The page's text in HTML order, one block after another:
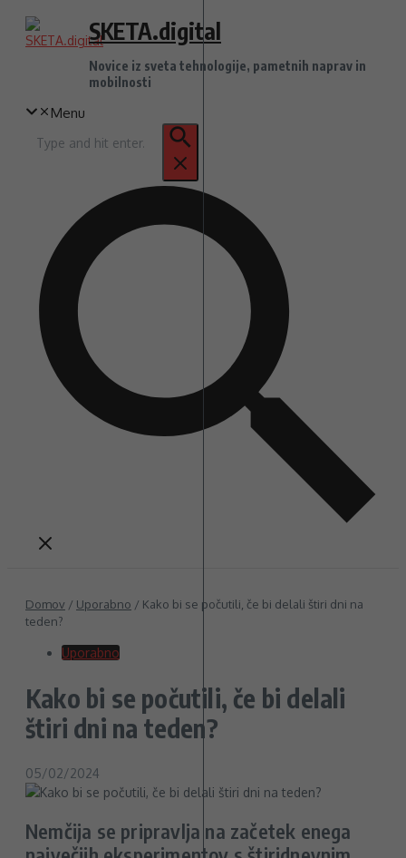
Preskoči
SKETA.digital
Novice iz sveta tehnologije, pametnih naprav in
mobilnosti
Menu
za:
Domov / Uporabno / Kako bi se počutili, če bi delali štiri dni na
teden?
Uporabno
Kako bi se počutili, če bi delali
štiri dni na teden?
05/02/2024
Nemčija se pripravlja na začetek enega